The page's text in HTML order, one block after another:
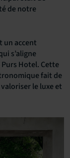
de notre
un accent
s’aligne
Hotel. Cette
fait de
le luxe et